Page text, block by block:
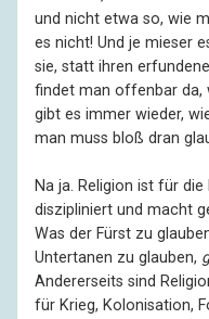
und nicht etwa so, wie
es nicht! Und je mieser
sie, statt ihren
findet man offenbar da,
gibt es immer wieder,
man muss bloß dran
Na ja. Religion ist für
diszipliniert und macht
Was der Fürst zu
Untertanen zu glauben,
Andererseits sind
für Krieg, Kolonisation,